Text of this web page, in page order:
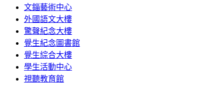
文錙藝術中心
外國語文大樓
驚聲紀念大樓
覺生紀念圖書館
覺生綜合大樓
學生活動中心
視聽教育館